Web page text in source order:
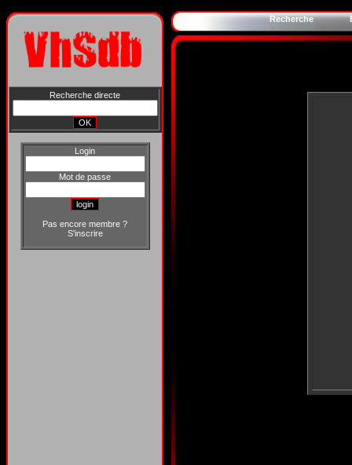
Recherche directe
Login
Mot de passe
Pas encore membre ?
S'inscrire
Recherche